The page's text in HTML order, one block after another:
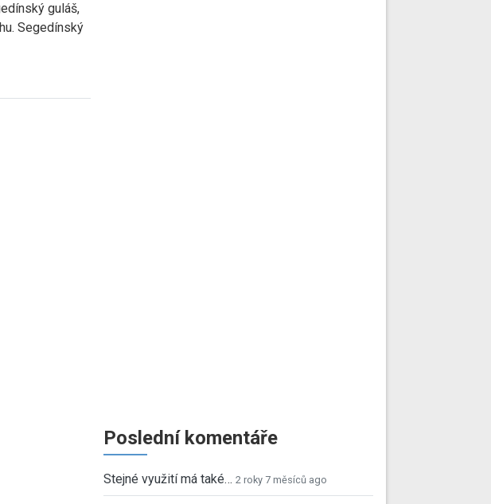
guláš,
Segedínský
Poslední komentáře
Stejné využití má také… 2 roky 7 měsíců ago